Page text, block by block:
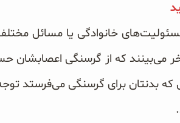
مسئولیت‌های خانوادگی یا مسائل
آخر می‌بینند که از گرسنگی
که بدنتان برای گرسنگی می‌فرستد